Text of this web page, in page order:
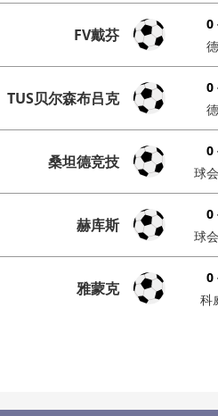
FV戴芬
0
TUS贝尔森布吕克
0
桑坦德竞技
0
球
赫库斯
0
球
雅蒙克
0
科